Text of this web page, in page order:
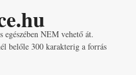
NEM vehető át.
belőle 300 karakterig a forrás